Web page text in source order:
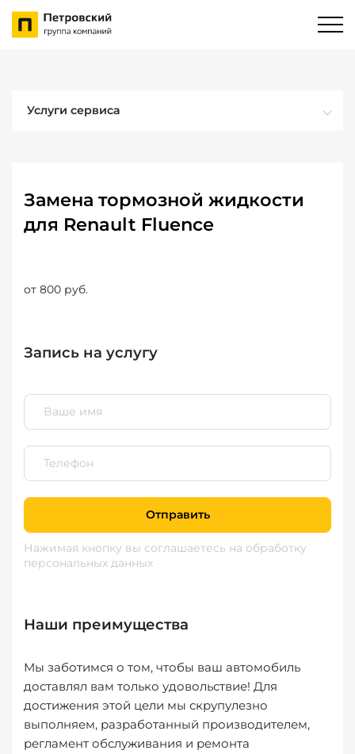
Услуги сервиса
Замена тормозной жидкости
для Renault Fluence
от 800 руб.
Запись на услугу
Отправить
Нажимая кнопку вы соглашаетесь на обработку
персональных данных
Наши преимущества
Мы заботимся о том, чтобы ваш автомобиль
доставлял вам только удовольствие! Для
достижения этой цели мы скрупулезно
выполняем, разработанный производителем,
регламент обслуживания и ремонта